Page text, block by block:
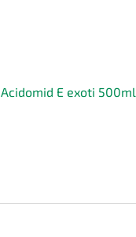
Acidomid E exoti 500ml